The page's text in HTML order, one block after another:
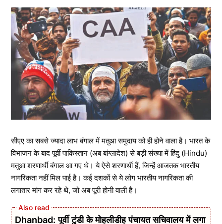
सीएए का सबसे ज्यादा लाभ बंगाल में मतुआ समुदाय को ही होने वाला है। भारत के
विभाजन के बाद पूर्वी पाकिस्तान (अब बांग्लादेश) से बड़ी संख्या में हिंदु (Hindu)
मतुआ शरणार्थी बंगाल आ गए थे। ये ऐसे शरणार्थी हैं, जिन्हें आजतक भारतीय
नागरिकता नहीं मिल पाई है। कई दशकों से ये लोग भारतीय नागरिकता की
लगातार मांग कर रहे थे, जो अब पूरी होनी वाली है।
Dhanbad: पूर्वी टुंडी के मोहलीडीह पंचायत सचिवालय में लगा